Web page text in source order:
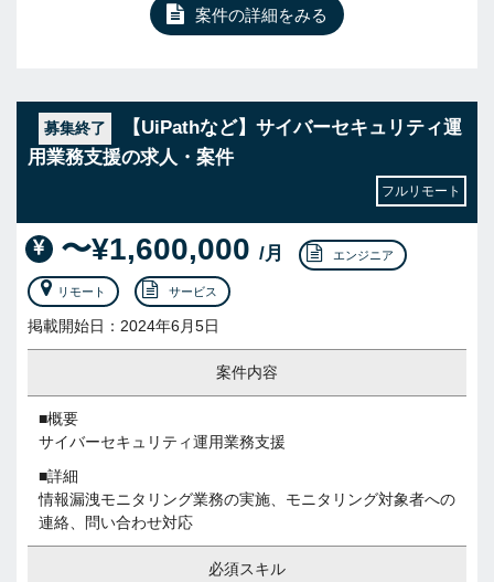
案件の詳細をみる
募集終了
【UiPathなど】サイバーセキュリティ運
用業務支援の求人・案件
フルリモート
〜¥1,600,000 /月 エンジニア
リモート サービス
掲載開始日：2024年6月5日
案件内容
■概要
サイバーセキュリティ運用業務支援
■詳細
情報漏洩モニタリング業務の実施、モニタリング対象者への
連絡、問い合わせ対応
必須スキル